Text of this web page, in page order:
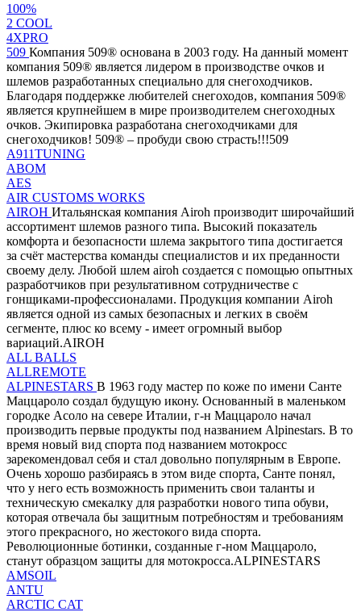
100%
2 СOOL
4XPRO
509 Компания 509® основана в 2003 году. На данный момент
компания 509® является лидером в производстве очков и
шлемов разработанных специально для снегоходчиков.
Благодаря поддержке любителей снегоходов, компания 509®
является крупнейшем в мире производителем снегоходных
очков. Экипировка разработана снегоходчиками для
снегоходчиков! 509® – пробуди свою страсть!!!509
A911TUNING
ABOM
AES
AIR CUSTOMS WORKS
AIROH Итальянская компания Airoh производит широчайший
ассортимент шлемов разного типа. Высокий показатель
комфорта и безопасности шлема закрытого типа достигается
за счёт мастерства команды специалистов и их преданности
своему делу. Любой шлем airoh создается с помощью опытных
разработчиков при результативном сотрудничестве с
гонщиками-профессионалами. Продукция компании Airoh
является одной из самых безопасных и легких в своём
сегменте, плюс ко всему - имеет огромный выбор
вариаций.AIROH
ALL BALLS
ALLREMOTE
ALPINESTARS В 1963 году мастер по коже по имени Санте
Маццароло создал будущую икону. Основанный в маленьком
городке Асоло на севере Италии, г-н Маццароло начал
производить первые продукты под названием Alpinestars. В то
время новый вид спорта под названием мотокросс
зарекомендовал себя и стал довольно популярным в Европе.
Очень хорошо разбираясь в этом виде спорта, Санте понял,
что у него есть возможность применить свои таланты и
техническую смекалку для разработки нового типа обуви,
которая отвечала бы защитным потребностям и требованиям
этого прекрасного, но жестокого вида спорта.
Революционные ботинки, созданные г-ном Маццароло,
станут образцом защиты для мотокросса.ALPINESTARS
AMSOIL
ANTU
ARCTIC CAT